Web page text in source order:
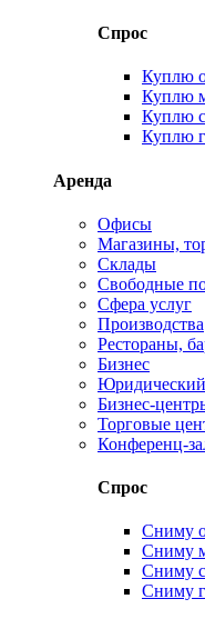
Спрос
Куплю
Куплю
Куплю
Куплю
Аренда
Офисы
Магазины,
Склады
Свободные
Сфера услуг
Производства
Рестораны,
Бизнес
Юридический
Бизнес-
Торговые
Конференц-
Спрос
Сниму
Сниму
Сниму
Сниму